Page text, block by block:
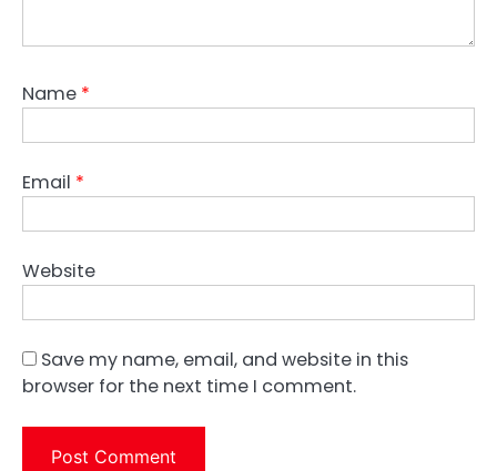
Name *
Email *
Website
Save my name, email, and website in this
browser for the next time I comment.